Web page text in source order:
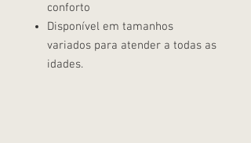
conforto
Disponível em tamanhos
variados para atender a todas as
idades.